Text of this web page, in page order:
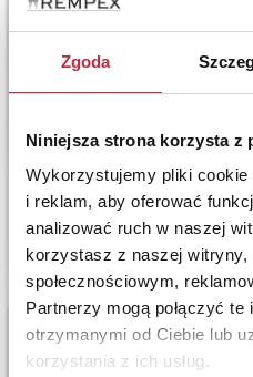
Zgoda
Niniejsza strona korzysta z
Wykorzystujemy pliki
i reklam, aby oferować
analizować ruch w naszej
korzystasz z naszej witryny,
społecznościowym,
Partnerzy mogą połączyć
otrzymanymi od Ciebie lub
korzystania z ich usług.